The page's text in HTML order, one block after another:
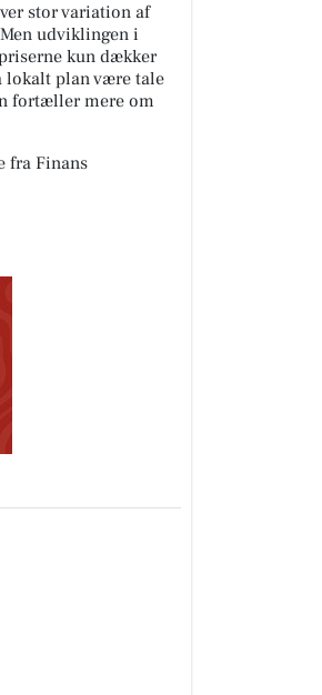
stor variation af
udviklingen i
kun dækker
lokalt plan være tale
fortæller mere om
fra Finans